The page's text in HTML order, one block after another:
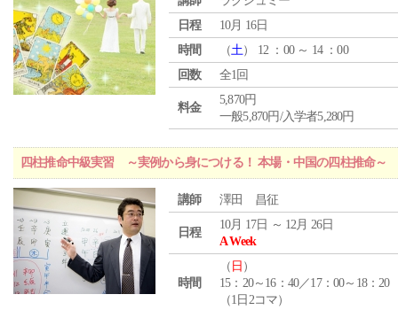
日程
10月 16日
時間
（土） 12 ：00 ～ 14 ：00
回数
全1回
料金
5,870円
一般5,870円/入学者5,280円
四柱推命中級実習 ～実例から身につける！ 本場・中国の四柱推命～
講師 澤田 昌征
日程
10月 17日 ～ 12月 26日
A Week
時間
（ 日 ）
15：20～16：40／17：00～18：20
（1日2コマ）